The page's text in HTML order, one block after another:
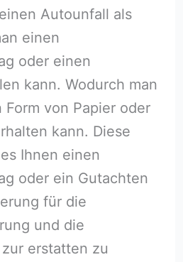
Autounfall als
einen
oder einen
kann. Wodurch man
von Papier oder
kann. Diese
Ihnen einen
oder ein Gutachten
für die
und die
erstatten zu